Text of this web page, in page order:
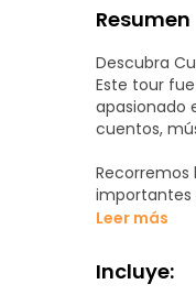
Resumen
Descubra
Este tour
apasionado
cuentos,
Recorremos
importantes
sobre la
Caminamos
entorno.
Leer más
Incluye: